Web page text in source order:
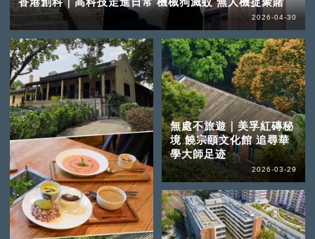
2026-04-30
無處不旅遊｜美孚紅磚秘
境 饒宗頤文化館 追尋華
學大師足迹
2026-03-29